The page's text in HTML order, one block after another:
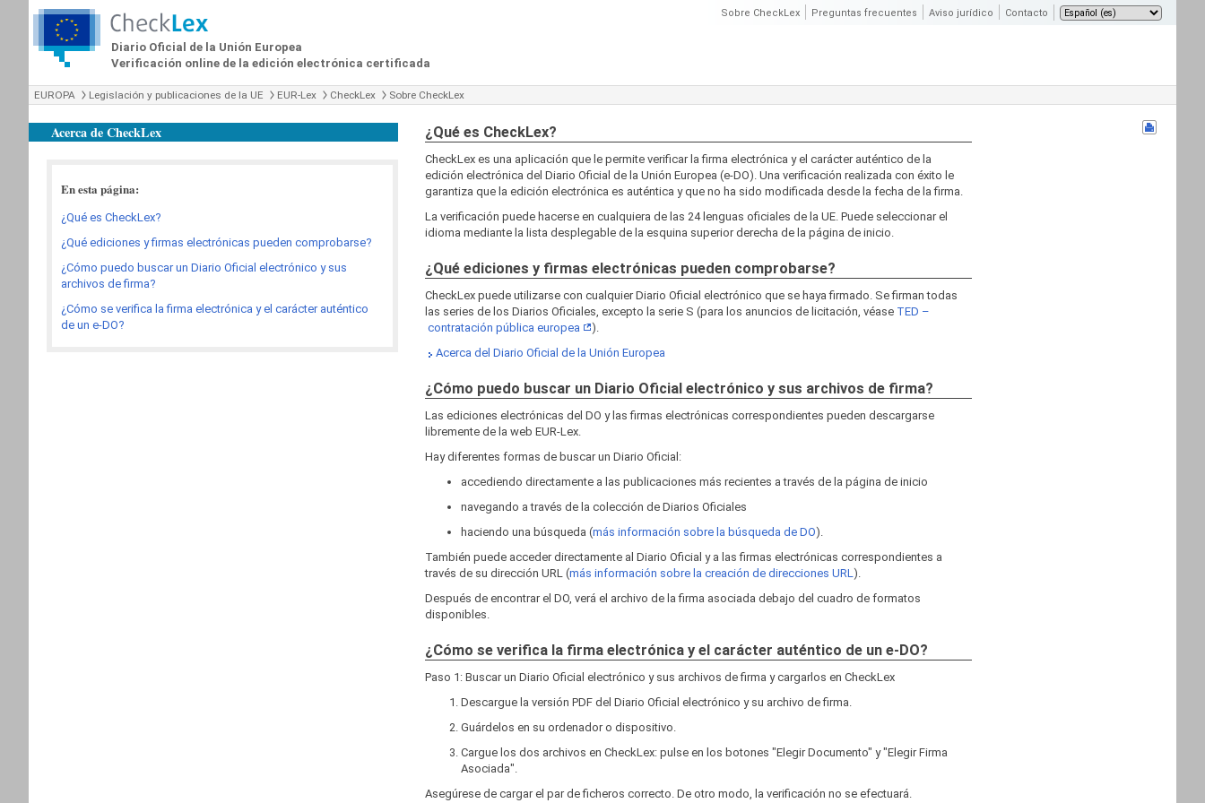
Diario Oficial de la Unión Europea
Verificación online de la edición electrónica certificada
Sobre CheckLex Preguntas frecuentes Aviso jurídico Contacto
EUROPA Legislación y publicaciones de la UE EUR-Lex CheckLex Sobre CheckLex
Acerca de CheckLex
En esta página:
¿Qué es CheckLex?
¿Qué ediciones y firmas electrónicas pueden comprobarse?
¿Cómo puedo buscar un Diario Oficial electrónico y sus
archivos de firma?
¿Cómo se verifica la firma electrónica y el carácter auténtico
de un e-DO?
¿Qué es CheckLex?
CheckLex es una aplicación que le permite verificar la firma electrónica y el carácter auténtico de la
edición electrónica del Diario Oficial de la Unión Europea (e-DO). Una verificación realizada con éxito le
garantiza que la edición electrónica es auténtica y que no ha sido modificada desde la fecha de la firma.
La verificación puede hacerse en cualquiera de las 24 lenguas oficiales de la UE. Puede seleccionar el
idioma mediante la lista desplegable de la esquina superior derecha de la página de inicio.
¿Qué ediciones y firmas electrónicas pueden comprobarse?
CheckLex puede utilizarse con cualquier Diario Oficial electrónico que se haya firmado. Se firman todas
las series de los Diarios Oficiales, excepto la serie S (para los anuncios de licitación, véase TED –
contratación pública europea
).
Acerca del Diario Oficial de la Unión Europea
¿Cómo puedo buscar un Diario Oficial electrónico y sus archivos de firma?
Las ediciones electrónicas del DO y las firmas electrónicas correspondientes pueden descargarse
libremente de la web EUR‑Lex.
Hay diferentes formas de buscar un Diario Oficial:
accediendo directamente a las publicaciones más recientes a través de la página de inicio
navegando a través de la colección de Diarios Oficiales
haciendo una búsqueda (más información sobre la búsqueda de DO).
También puede acceder directamente al Diario Oficial y a las firmas electrónicas correspondientes a
través de su dirección URL (más información sobre la creación de direcciones URL).
Después de encontrar el DO, verá el archivo de la firma asociada debajo del cuadro de formatos
disponibles.
¿Cómo se verifica la firma electrónica y el carácter auténtico de un e-DO?
Paso 1: Buscar un Diario Oficial electrónico y sus archivos de firma y cargarlos en CheckLex
Descargue la versión PDF del Diario Oficial electrónico y su archivo de firma.
Guárdelos en su ordenador o dispositivo.
Cargue los dos archivos en CheckLex: pulse en los botones "Elegir Documento" y "Elegir Firma
Asociada".
Asegúrese de cargar el par de ficheros correcto. De otro modo, la verificación no se efectuará.